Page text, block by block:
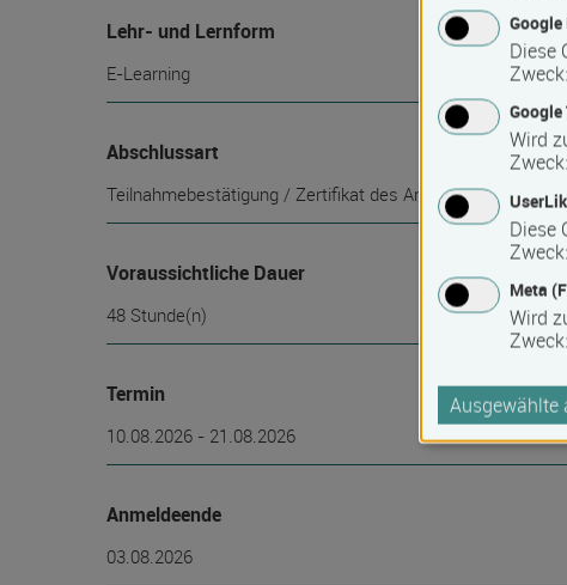
Lehr- und Lernform
E-Learning
Abschlussart
Teilnahmebestätigung / Zertifikat des Anbieters
Voraussichtliche Dauer
48 Stunde(n)
Termin
10.08.2026 - 21.08.2026
Anmeldeende
03.08.2026
Diese
Zweck:
Wird
Zweck:
Diese
Zweck:
Meta
Wird
Zweck:
Ausgewählte